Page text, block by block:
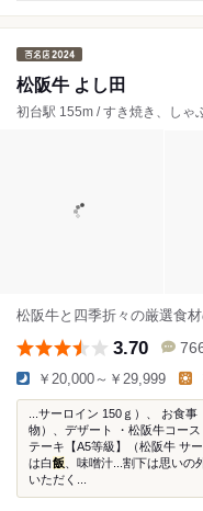
松阪牛 よし田
初台駅 155m / すき焼き、しゃ
松阪牛と四季折々の厳選食
3.70
￥20,000～￥29,999
...サーロイン 150ｇ）、 お食
物）、デザート ・松阪牛コー
テーキ【A5等級】（松阪牛 サ
は白飯 、味噌汁...割下は思いの
いただく...